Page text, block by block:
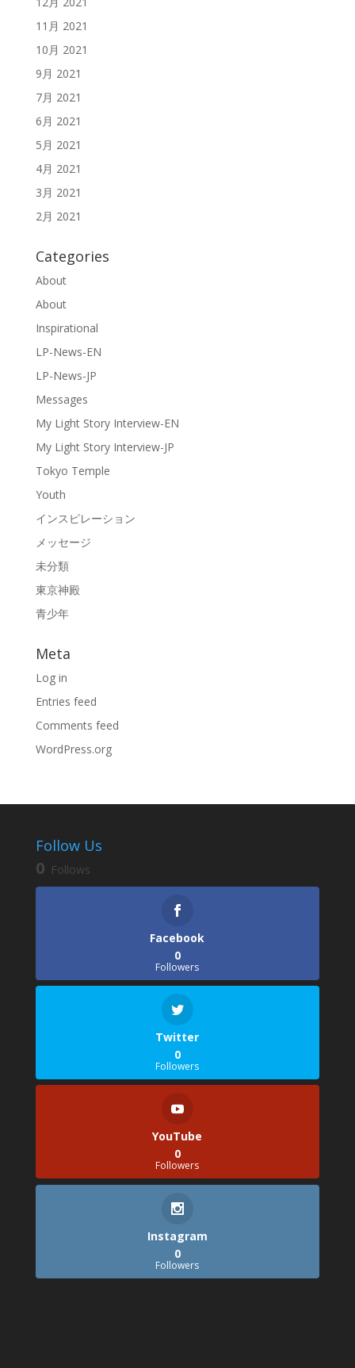
11月 2021
10月 2021
9月 2021
7月 2021
6月 2021
5月 2021
4月 2021
3月 2021
2月 2021
Categories
About
About
Inspirational
LP-News-EN
LP-News-JP
Messages
My Light Story Interview-EN
My Light Story Interview-JP
Tokyo Temple
Youth
インスピレーション
メッセージ
未分類
東京神殿
青少年
Meta
Log in
Entries feed
Comments feed
WordPress.org
Follow Us
0 Follows
Facebook
0
Followers
Twitter
0
Followers
YouTube
0
Followers
Instagram
0
Followers